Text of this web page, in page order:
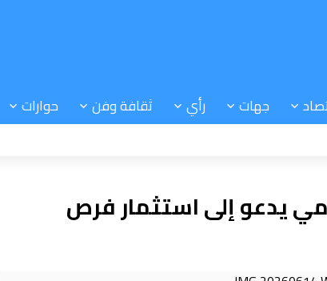
جهات رأي ثقافة وفن حوارات
يدعو إلى استثمار فرص